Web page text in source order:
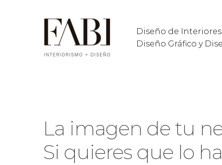
Diseño de
Diseño Gráfico y
La imagen de tu
Si quieres que lo